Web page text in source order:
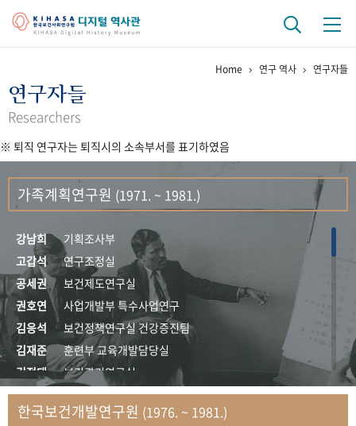
걸어온 길 기관 변천사
연구 역사
정책과 연구 키워드로 보는 연구 역사
연구자들
간행물 변천사
기록물 아카이브
사진 아카이브 문서 기록물 행정박물 영상 기록물
50+1주년 기념
성과 50선 숫자로 보는 50년
세계와 함께 한 KIHASA
Home 연구 역사 연구자들
연구자들
Researchers
※ 퇴직 연구자는 퇴직시의 소속부서를 표기하였음
가족계획연구원 (1971. ~ 1981.)
강남희
기획조사부
고갑석
연구조정실
공세권
보건제도연구실
권호연
사업개발부 특수사업연구
김응석
보건정책연구실 건강증진팀
김재준
훈련부 교육개발담당실
김정태
보건관리연구실
김지자
연구부 사회개발담당실
김태룡
조사평가부 연구과
한국보건개발연구원 (1976. ~ 1981.)